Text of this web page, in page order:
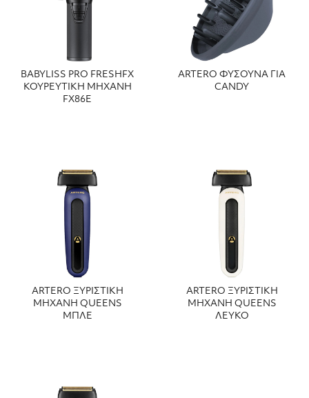
BABYLISS PRO FRESHFX
ΚΟΥΡΕΥΤΙΚΗ ΜΗΧΑΝΗ
FX86E
ARTERO ΦΥΣΟΥΝΑ ΓΙΑ
CANDY
ARTERO ΞΥΡΙΣΤΙΚΗ
ΜΗΧΑΝΗ QUEENS
ΜΠΛΕ
ARTERO ΞΥΡΙΣΤΙΚΗ
ΜΗΧΑΝΗ QUEENS
ΛΕΥΚΟ